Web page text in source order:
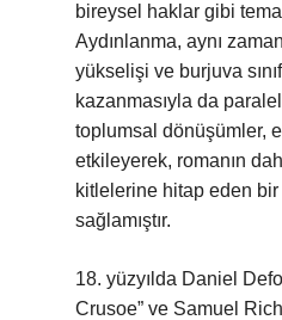
bireysel haklar gibi
Aydınlanma, aynı
yükselişi ve burjuva
kazanmasıyla da
toplumsal dönüşümler,
etkileyerek, romanın
kitlelerine hitap eden
sağlamıştır.
18. yüzyılda Daniel
Crusoe” ve Samuel